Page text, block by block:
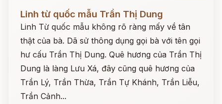
Linh từ quốc mẫu Trần Thị Dung
Linh Từ quốc mẫu không rõ ràng mấy về tân
thật của bà. Dã sử thông dụng gọi bà với tên gọi
hư cấu Trần Thị Dung. Quê hương của Trần Thị
Dung là làng Lưu Xá, đây cũng quê hương của
Trần Lý, Trần Thừa, Trần Tự Khánh, Trần Liễu,
Trần Cảnh...